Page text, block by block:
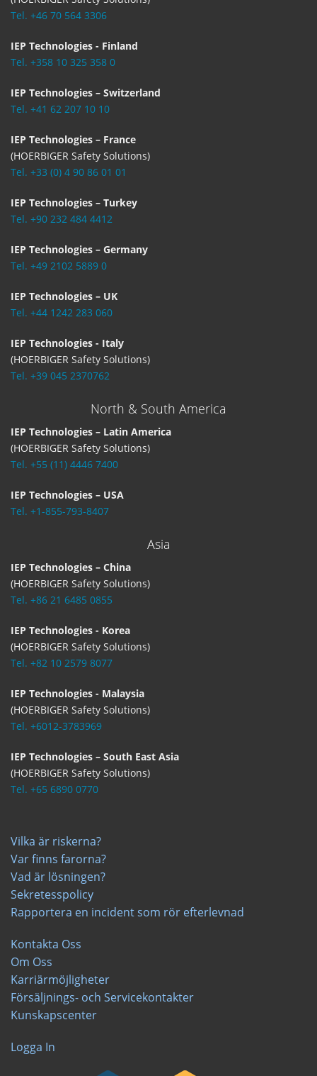
Tel. +46 70 564 3306
IEP Technologies - Finland
Tel. +358 10 325 358 0
IEP Technologies – Switzerland
Tel. +41 62 207 10 10
IEP Technologies – France
(HOERBIGER Safety Solutions)
Tel. +33 (0) 4 90 86 01 01
IEP Technologies – Turkey
Tel. +90 232 484 4412
IEP Technologies – Germany
Tel. +49 2102 5889 0
IEP Technologies – UK
Tel. +44 1242 283 060
IEP Technologies - Italy
(HOERBIGER Safety Solutions)
Tel. +39 045 2370762
North & South America
IEP Technologies – Latin America
(HOERBIGER Safety Solutions)
Tel. +55 (11) 4446 7400
IEP Technologies – USA
Tel. +1-855-793-8407
Asia
IEP Technologies – China
(HOERBIGER Safety Solutions)
Tel. +86 21 6485 0855
IEP Technologies - Korea
(HOERBIGER Safety Solutions)
Tel. +82 10 2579 8077
IEP Technologies - Malaysia
(HOERBIGER Safety Solutions)
Tel. +6012-3783969
IEP Technologies – South East Asia
(HOERBIGER Safety Solutions)
Tel. +65 6890 0770
Vilka är riskerna?
Var finns farorna?
Vad är lösningen?
Sekretesspolicy
Rapportera en incident som rör efterlevnad
Kontakta Oss
Om Oss
Karriärmöjligheter
Försäljnings- och Servicekontakter
Kunskapscenter
Logga In